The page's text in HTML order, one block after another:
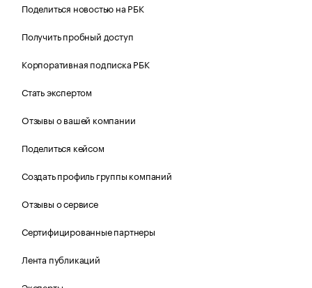
Поделиться новостью на РБК
Получить пробный доступ
Корпоративная подписка РБК
Стать экспертом
Отзывы о вашей компании
Поделиться кейсом
Создать профиль группы компаний
Отзывы о сервисе
Сертифицированные партнеры
Лента публикаций